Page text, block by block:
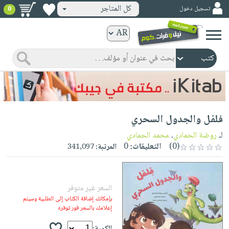
ورقية
المواضيع
صدر
حديثاً
الأكثر
مبيعاً
جوائز
شحن
مخفض
عروض
خاصة
صفحات
مشوقة
كتب
الكترونية
الرئيسية
صدر
حديثاً
مبيعاً
كتب
مجانية
كتب
صوتية
الصفحة
الرئيسية
masmu3
بلا
حدود
وناشئة
الصفحةوسائل
تسجيل دخول كل المتاجر 0
فلفل والجدول السحري
لـروضة الحمادي، محمد الحمادي
(0)
التعليقات:0 المرتبة:341,097
السعر غير متوفر
بإمكانك إضافة الكتاب إلى الطلبية وسيتم
إعلامك بالسعر فور توفره